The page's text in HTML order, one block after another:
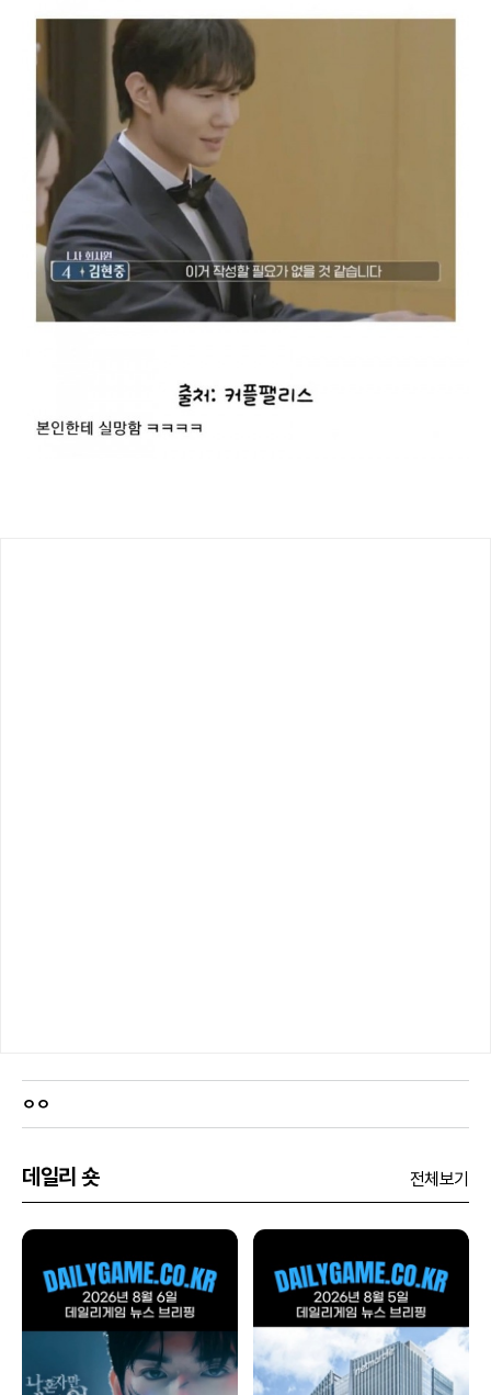
ㅇㅇ
데일리 숏 전체보기